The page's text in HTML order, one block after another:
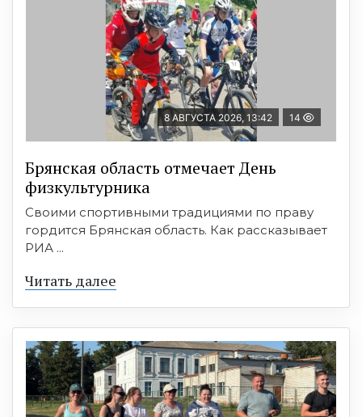
8 АВГУСТА 2026, 13:42 14
Брянская область отмечает День
физкультурника
Своими спортивными традициями по праву
гордится Брянская область. Как рассказывает
РИА ...
Читать далее